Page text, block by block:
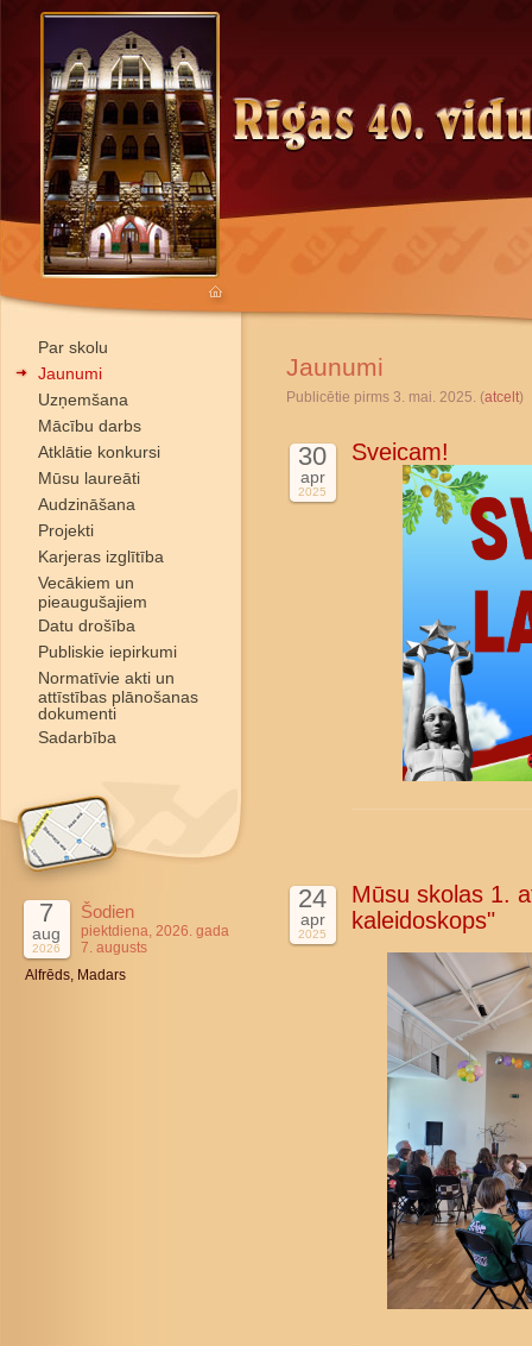
Par skolu
Jaunumi
Uzņemšana
Mācību darbs
Atklātie konkursi
Mūsu laureāti
Audzināšana
Projekti
Karjeras izglītība
Vecākiem un
pieaugušajiem
Datu drošība
Publiskie iepirkumi
Normatīvie akti un
attīstības plānošanas
dokumenti
Sadarbība
7
aug
2026
Šodien
piektdiena, 2026. gada
7. augusts
Alfrēds, Madars
Jaunumi
Publicētie pirms 3. mai. 2025. (atcelt)
30
apr
2025
Sveicam!
24
apr
2025
Mūsu skolas 1.
kaleidoskops"